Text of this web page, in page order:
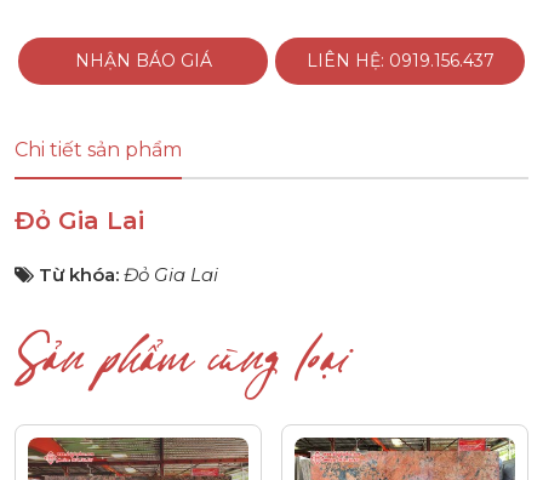
NHẬN BÁO GIÁ LIÊN HỆ: 0919.156.437
Chi tiết sản phẩm
Đỏ Gia Lai
Từ khóa: Đỏ Gia Lai
Sản phẩm cùng loại